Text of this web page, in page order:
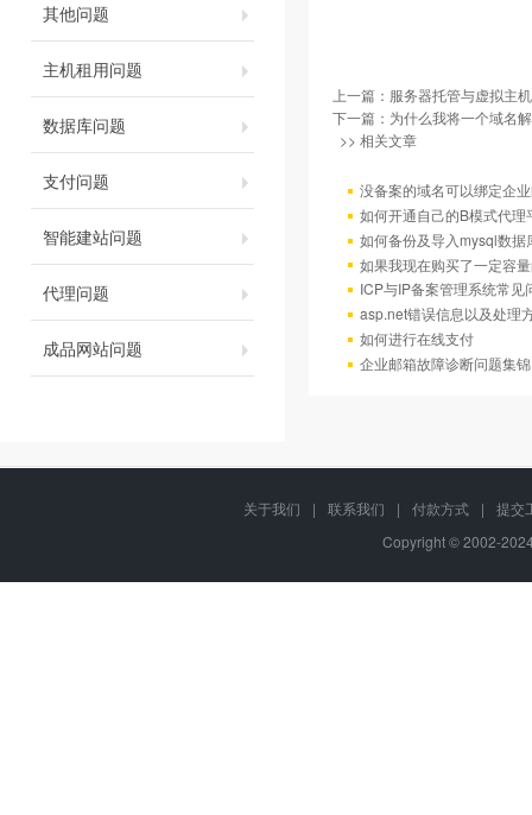
其他问题
主机租用问题
数据库问题
支付问题
智能建站问题
代理问题
成品网站问题
上一篇： 服务器托管与虚拟主
下一篇： 为什么我将一个域名
>> 相关文章
没备案的域名可以绑定企
如何开通自己的B模式代理
如何备份及导入mysql数据
如果我现在购买了一定容
ICP与IP备案管理系统常见
asp.net错误信息以及处理
如何进行在线支付
企业邮箱故障诊断问题集锦
关于我们 | 联系我们 | 付款方式 |
提交
Copyright © 2002-